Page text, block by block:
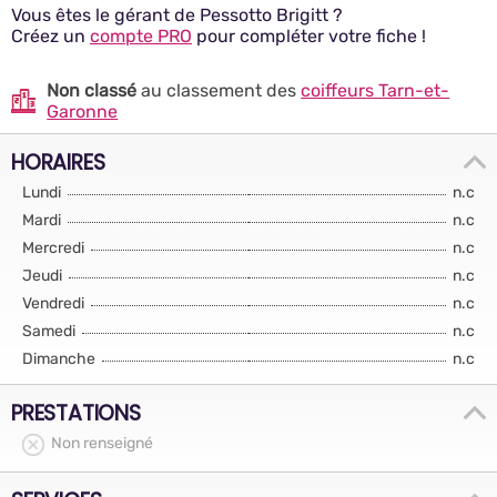
Vous êtes le gérant de Pessotto Brigitt ?
Créez un compte PRO pour compléter votre fiche !
Non classé au classement descoiffeurs Tarn-et-
Garonne
HORAIRES
Lundi
n.c
Mardi
n.c
Mercredi
n.c
Jeudi
n.c
Vendredi
n.c
Samedi
n.c
Dimanche
n.c
PRESTATIONS
Non renseigné